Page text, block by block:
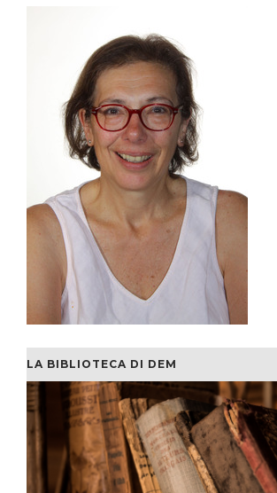
LA BIBLIOTECA DI DEM